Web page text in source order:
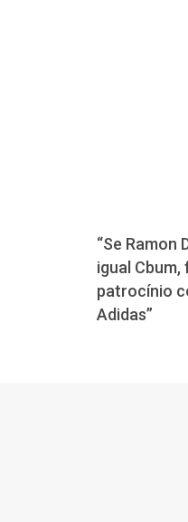
“Se Ramon
igual Cbum,
patrocínio
Adidas”